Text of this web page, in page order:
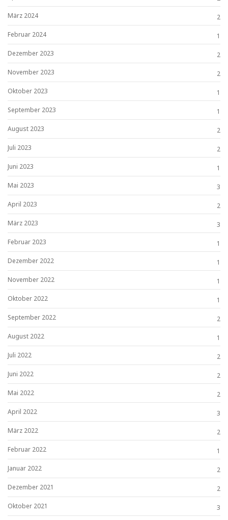
März 2024
2
Februar 2024
1
Dezember 2023
2
November 2023
2
Oktober 2023
1
September 2023
1
August 2023
2
Juli 2023
2
Juni 2023
1
Mai 2023
3
April 2023
2
März 2023
3
Februar 2023
1
Dezember 2022
1
November 2022
1
Oktober 2022
1
September 2022
2
August 2022
1
Juli 2022
2
Juni 2022
2
Mai 2022
2
April 2022
3
März 2022
2
Februar 2022
1
Januar 2022
2
Dezember 2021
2
Oktober 2021
3